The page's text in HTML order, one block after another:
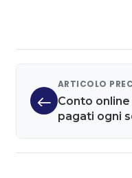
ARTICOLO
Conto online
pagati ogni